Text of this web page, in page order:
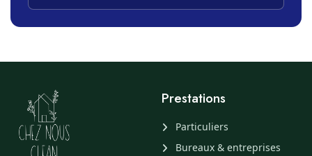
Prestations
Particuliers
Bureaux & entreprises